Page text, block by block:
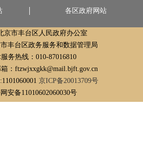
各区政府网站
京市丰台区人民政府办公室
丰台区政务服务和数据管理局
务热线：010-87016810
：ftzwjxxgkk@mail.bjft.gov.cn
京ICP备20013709号
安备11010602060030号